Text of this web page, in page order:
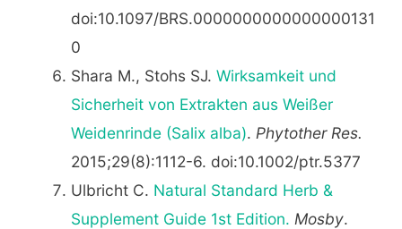
doi:10.1097/BRS.0000000000000000131
0
Shara M., Stohs SJ. Wirksamkeit und
Sicherheit von Extrakten aus Weißer
Weidenrinde (Salix alba). Phytother Res.
2015;29(8):1112-6. doi:10.1002/ptr.5377
Ulbricht C. Natural Standard Herb &
Supplement Guide 1st Edition. Mosby.